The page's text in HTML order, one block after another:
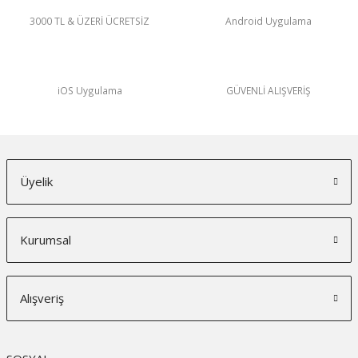
3000 TL & ÜZERİ ÜCRETSİZ Android Uygulama
iOS Uygulama GÜVENLİ ALIŞVERİŞ
Üyelik
Kurumsal
Alışveriş